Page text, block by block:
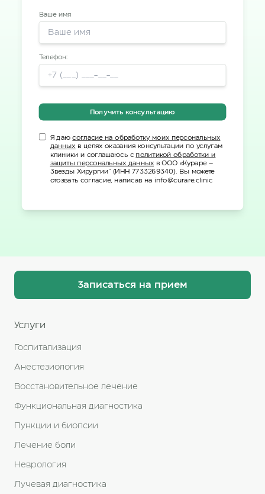
Ваше имя
Телефон:
Получить консультацию
Я даюсогласие на обработку моих персональных
данных в целях оказания консультации по услугам
клиники и соглашаюсь с политикой обработки и
защиты персональных данных в ООО «Кураре –
Звезды Хирургии" (ИНН 7733269340). Вы можете
отозвать согласие, написав на info@curare.clinic
Услуги
Госпитализация
Анестезиология
Восстановительное лечение
Функциональная диагностика
Пункции и биопсии
Лечение боли
Неврология
Лучевая диагностика
Записаться на прием